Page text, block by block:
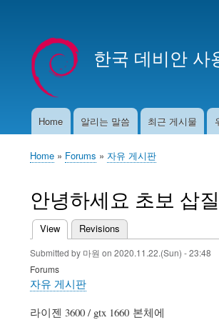
account
menu
한국 데비안 사
MainHome 알리는 말씀 최근 게시물
Breadcrumb
Home Forums 자유 게시판
안녕하세요 초보 삽
Primary
tabs
View (active tab)
Revisions
Submitted by 마원 on 2020.11.22.(Sun) - 23:48
Forums
자유 게시판
라이젠 3600 / gtx 1660 본체에